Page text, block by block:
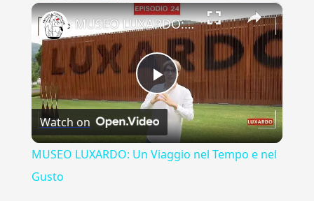
Fullscreen ×
Play
Video
MUSEO LUXARDO: Un Viaggio nel Tempo e nel Gusto
Watch on
MUSEO LUXARDO: Un Viaggio nel Tempo e nel
Gusto